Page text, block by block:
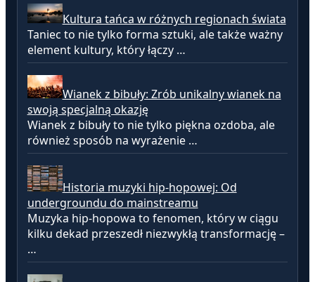
Kultura tańca w różnych regionach świata
Taniec to nie tylko forma sztuki, ale także ważny
element kultury, który łączy …
Wianek z bibuły: Zrób unikalny wianek na
swoją specjalną okazję
Wianek z bibuły to nie tylko piękna ozdoba, ale
również sposób na wyrażenie …
Historia muzyki hip-hopowej: Od
undergroundu do mainstreamu
Muzyka hip-hopowa to fenomen, który w ciągu
kilku dekad przeszedł niezwykłą transformację –
…